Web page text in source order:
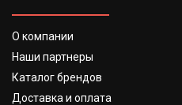
О компании
Наши партнеры
Каталог брендов
Доставка и оплата